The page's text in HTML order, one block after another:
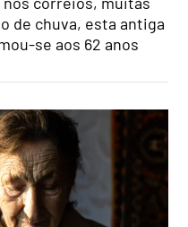
de chuva, esta antiga
se aos 62 anos